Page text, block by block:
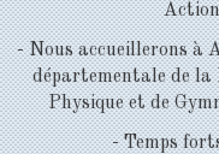
- Nous accueillerons à
départementale de la
Physique et de
- Temps